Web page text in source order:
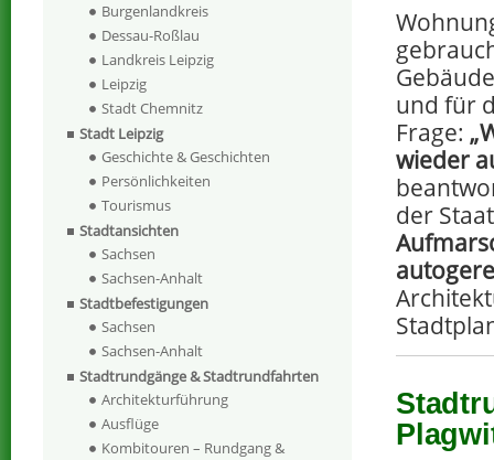
und für
Frage:
wieder
der
Burgenlandkreis
Dessau-Roßlau
Landkreis Leipzig
Leipzig
Stadt Chemnitz
Stadt Leipzig
Geschichte & Geschichten
Persönlichkeiten
Tourismus
Stadtansichten
Sachsen
Sachsen-Anhalt
Stadtbefestigungen
Sachsen
Sachsen-Anhalt
Stadtrundgänge & Stadtrundfahrten
Architekturführung
Ausflüge
Kombitouren – Rundgang &